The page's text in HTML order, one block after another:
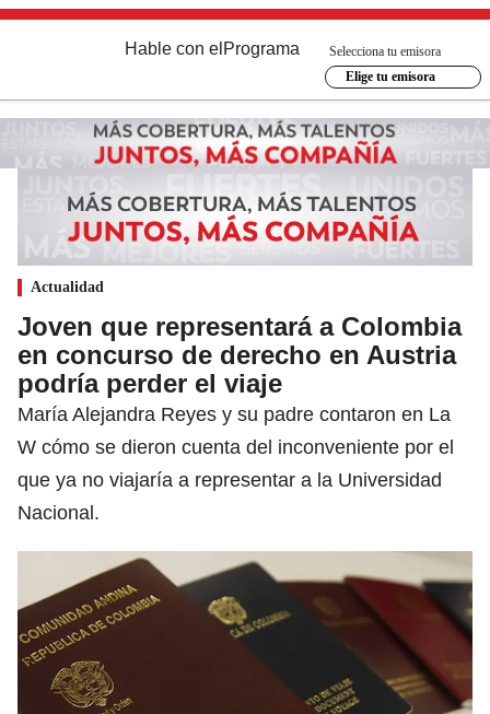
Hable con el Programa
Selecciona tu emisora
Elige tu emisora
Actualidad
Joven que representará a Colombia
en concurso de derecho en Austria
podría perder el viaje
María Alejandra Reyes y su padre contaron en La
W cómo se dieron cuenta del inconveniente por el
que ya no viajaría a representar a la Universidad
Nacional.